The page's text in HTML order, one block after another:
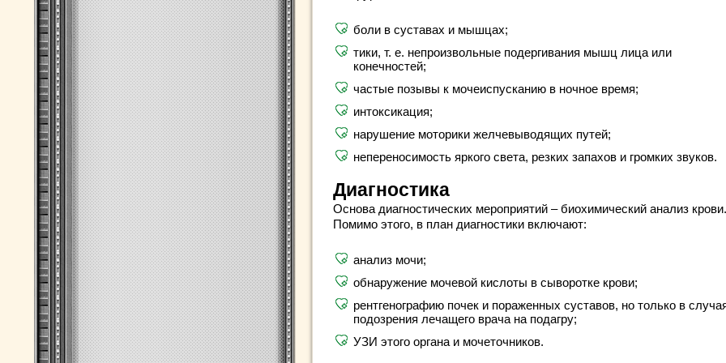
боли в суставах и мышцах;
тики, т. е. непроизвольные подергивания мышц лица или
конечностей;
частые позывы к мочеиспусканию в ночное время;
интоксикация;
нарушение моторики желчевыводящих путей;
непереносимость яркого света, резких запахов и громких звуков.
Диагностика
Основа диагностических мероприятий – биохимический анализ крови.
Помимо этого, в план диагностики включают:
анализ мочи;
обнаружение мочевой кислоты в сыворотке крови;
рентгенографию почек и пораженных суставов, но только в
подозрения лечащего врача на подагру;
УЗИ этого органа и мочеточников.